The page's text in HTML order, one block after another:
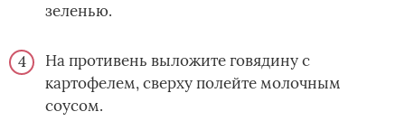
зеленью.
На противень выложите говядину с
картофелем, сверху полейте молочным
соусом.